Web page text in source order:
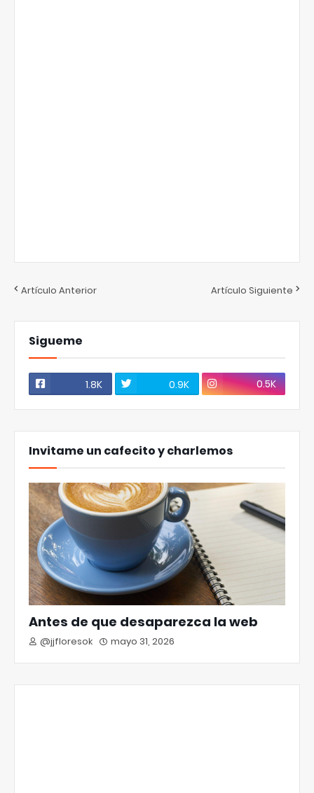
Artículo Anterior Artículo Siguiente
Sigueme
1.8K 0.9K 0.5K
Invitame un cafecito y charlemos
Antes de que desaparezca la web
@jjfloresok mayo 31, 2026